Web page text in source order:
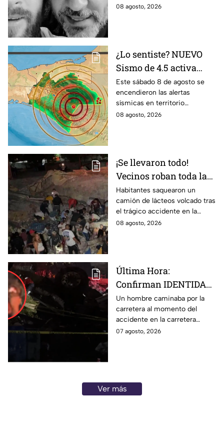
de agosto en Argentina
08 agosto, 2026
¿Lo sentiste? NUEVO
Sismo de 4.5 activa
alertas en varios
puntos de México
durante la madrugada
de hoy sábado
Este sábado 8 de agosto se
encendieron las alertas
sísmicas en territorio
mexicano, conoce dónde fue y
08 agosto, 2026
¡Se llevaron todo!
Vecinos roban toda la
mercancía del tráiler
volcado en la carretera
de Irapuato
Habitantes saquearon un
camión de lácteos volcado tras
el trágico accidente en la
carretera Irapuato-Abasolo
08 agosto, 2026
Última Hora:
Confirman IDENTIDAD
de uno de los
lesionados tras fatal
accid3nte en Irapuato
Un hombre caminaba por la
carretera al momento del
accidente en la carretera
Irapuato-Abasolo en el Trébol.
07 agosto, 2026
Ver más